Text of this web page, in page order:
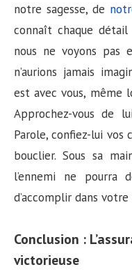
notre sagesse, de
connaît chaque
nous ne voyons pas
n’aurions jamais
est avec vous, même
Approchez-vous de
Parole, confiez-lui vos
bouclier. Sous sa
l’ennemi ne pourra
d’accomplir dans votre
Conclusion :
victorieuse